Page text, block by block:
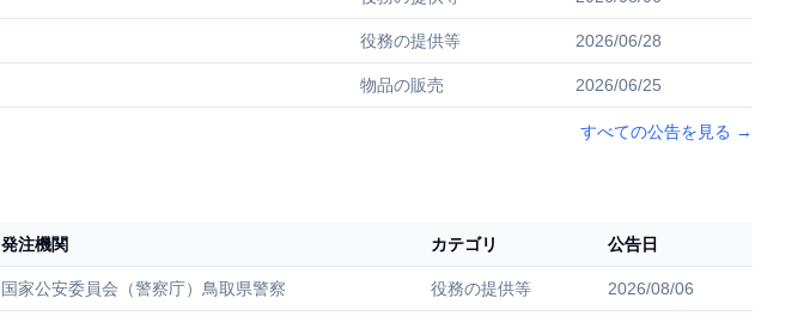
役務の提供等 2026/06/28
物品の販売 2026/06/25
すべての公告を見る →
発注機関 カテゴリ 公告日
国家公安委員会（警察庁）鳥取県警察 役務の提供等 2026/08/06